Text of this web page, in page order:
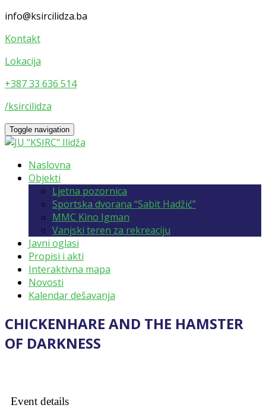
info@ksircilidza.ba
Kontakt
Lokacija
+387 33 636 514
/ksircilidza
Toggle navigation
Naslovna
Objekti
Ljetna pozornica
Sportska dvorana “Sabit Hadžić”
MMC Kino Igman
Vanjski teren za rekreaciju
Javni oglasi
Propisi i akti
Interaktivna mapa
Novosti
Kalendar dešavanja
CHICKENHARE AND THE HAMSTER
OF DARKNESS
Event details